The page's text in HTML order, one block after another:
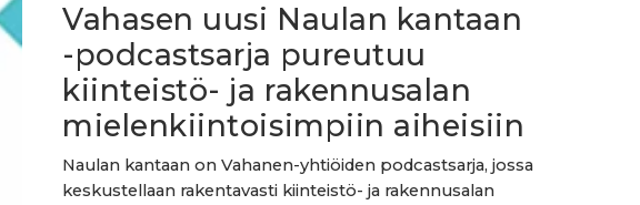
Vahasen uusi Naulan kantaan
-podcastsarja pureutuu
kiinteistö- ja rakennusalan
mielenkiintoisimpiin aiheisiin
Naulan kantaan on Vahanen-yhtiöiden podcastsarja, jossa
keskustellaan rakentavasti kiinteistö- ja rakennusalan